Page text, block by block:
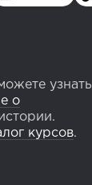
узнать
о
курсов.